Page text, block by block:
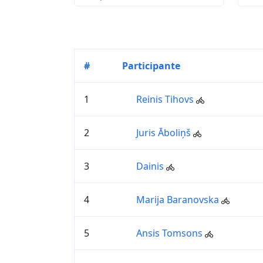
# Participante
1 Reinis Tihovs
2 Juris Āboliņš
3 Dainis
4 Marija Baranovska
5 Ansis Tomsons